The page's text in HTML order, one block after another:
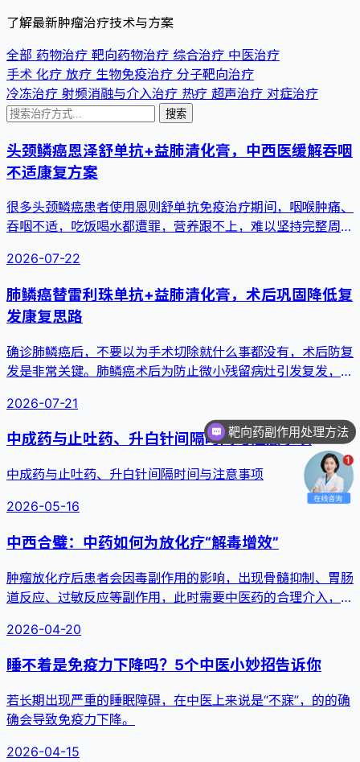
了解最新肿瘤治疗技术与方案
全部 药物治疗 靶向药物治疗 综合治疗 中医治疗
手术 化疗 放疗 生物免疫治疗 分子靶向治疗
冷冻治疗 射频消融与介入治疗 热疗 超声治疗 对症治疗
搜索
头颈鳞癌恩泽舒单抗+益肺清化膏，中西医缓解吞咽
不适康复方案
很多头颈鳞癌患者使用恩则舒单抗免疫治疗期间，咽喉肿痛、
吞咽不适，吃饭喝水都遭罪，营养跟不上，难以坚持完整周
2026-07-22
肺鳞癌替雷利珠单抗+益肺清化膏，术后巩固降低复
发康复思路
确诊肺鳞癌后，不要以为手术切除就什么事都没有，术后防复
发是非常关键。肺鳞癌术后为防止微小残留病灶引发复发，临
2026-07-21
中成药与止吐药、升白针间隔时间与注意事项
中成药与止吐药、升白针间隔时间与注意事项
2026-05-16
中西合璧：中药如何为放化疗“解毒增效”
肿瘤放化疗后患者会因毒副作用的影响，出现骨髓抑制、胃肠
道反应、过敏反应等副作用，此时需要中医药的合理介入，通
2026-04-20
睡不着是免疫力下降吗？5个中医小妙招告诉你
若长期出现严重的睡眠障碍，在中医上来说是“不寐”，的的确
确会导致免疫力下降。
2026-04-15
靶向药副作用处理方法